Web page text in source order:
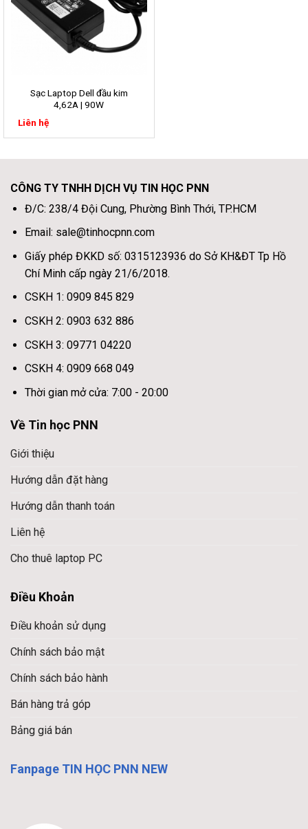
Sạc Laptop Dell đầu kim
4,62A | 90W
Liên hệ
CÔNG TY TNHH DỊCH VỤ TIN HỌC PNN
Đ/C: 238/4 Đội Cung, Phường Bình Thới, TP.HCM
Email: sale@tinhocpnn.com
Giấy phép ĐKKD số: 0315123936 do Sở KH&ĐT Tp Hồ
Chí Minh cấp ngày 21/6/2018.
CSKH 1: 0909 845 829
CSKH 2: 0903 632 886
CSKH 3: 09771 04220
CSKH 4: 0909 668 049
Thời gian mở cửa: 7:00 - 20:00
Về Tin học PNN
Giới thiệu
Hướng dẫn đặt hàng
Hướng dẫn thanh toán
Liên hệ
Cho thuê laptop PC
Điều Khoản
Điều khoản sử dụng
Chính sách bảo mật
Chính sách bảo hành
Bán hàng trả góp
Bảng giá bán
Fanpage TIN HỌC PNN NEW